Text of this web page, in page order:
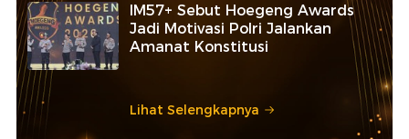
IM57+ Sebut Hoegeng Awards
Jadi Motivasi Polri Jalankan
Amanat Konstitusi
Lihat Selengkapnya